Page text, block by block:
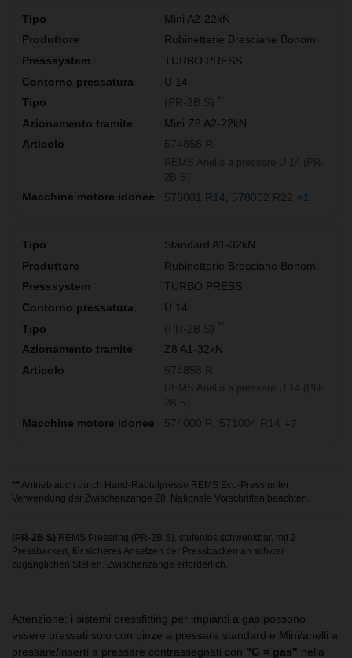
Mini A2-22kN
Rubinetterie Bresciane Bonomi
TURBO PRESS
U 14
(PR-2B S)
Mini Z8 A2-22kN
574858 R
578001 R14 578002 R22 +1
Standard A1-32kN
Rubinetterie Bresciane Bonomi
TURBO PRESS
U 14
(PR-2B S)
Z8 A1-32kN
574858 R
574000 R 571004 R14 +7
** Antrieb auch durch Hand-Radialpresse REMS Eco-Press unter
Verwendung der Zwischenzange Z8. Nationale Vorschriften beachten.
(PR-2B S) REMS Pressring (PR-2B S), stufenlos schwenkbar, mit 2
Pressbacken, für sicheres Ansetzen der Pressbacken an schwer
zugänglichen Stellen. Zwischenzange erforderlich.
Attenzione: i sistemi pressfitting per impianti a gas possono
essere pressati solo con pinze a pressare standard e Mini/anelli a
pressare/inserti a pressare contrassegnati con "G = gas" nella